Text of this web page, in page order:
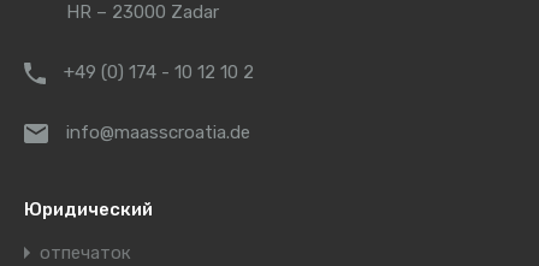
HR – 23000 Zadar
+49 (0) 174 - 10 12 10 2
info@maasscroatia.de
Юридический
отпечаток